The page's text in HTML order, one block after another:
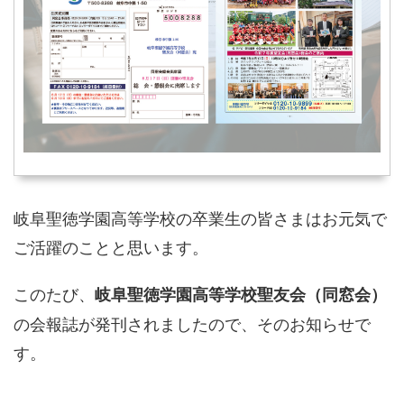
岐阜聖徳学園高等学校の卒業生の皆さまはお元気で
ご活躍のことと思います。
このたび、 岐阜聖徳学園高等学校聖友会（同窓会）
の会報誌が発刊されましたので、そのお知らせで
す。